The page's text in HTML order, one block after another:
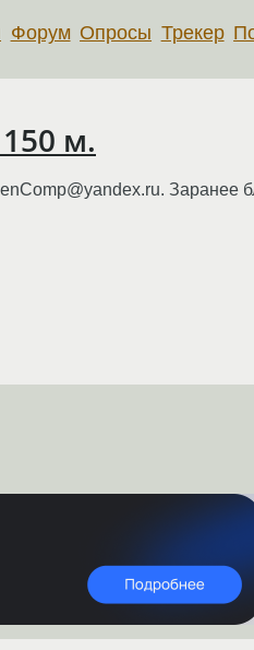
Форум Опросы Трекер
м.
Заранее